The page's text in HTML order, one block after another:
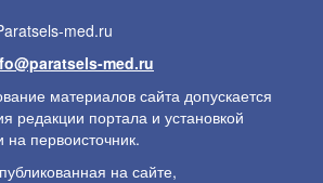
med.ru
med.ru
материалов сайта допускается
редакции портала и установкой
на первоисточник.
на сайте,